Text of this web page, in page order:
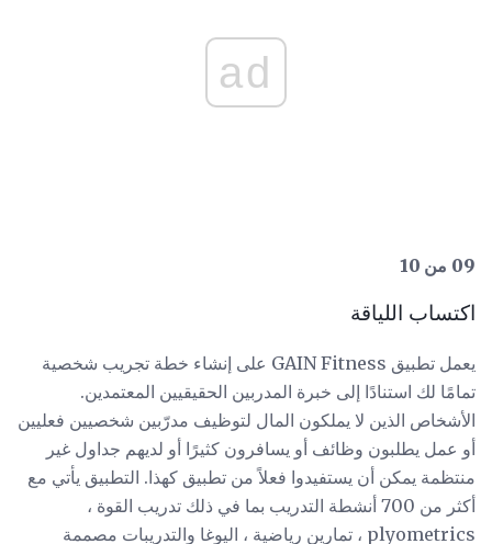
ad
09 من 10
اكتساب اللياقة
يعمل تطبيق GAIN Fitness على إنشاء خطة تجريب شخصية
تمامًا لك استنادًا إلى خبرة المدربين الحقيقيين المعتمدين.
الأشخاص الذين لا يملكون المال لتوظيف مدرّبين شخصيين فعليين
أو عمل يطلبون وظائف أو يسافرون كثيرًا أو لديهم جداول غير
منتظمة يمكن أن يستفيدوا فعلاً من تطبيق كهذا. التطبيق يأتي مع
أكثر من 700 أنشطة التدريب بما في ذلك تدريب القوة ،
plyometrics ، تمارين رياضية ، اليوغا والتدريبات مصممة